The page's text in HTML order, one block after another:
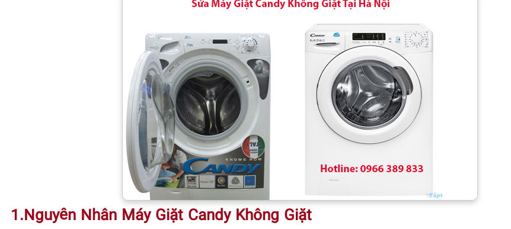
1.Nguyên Nhân Máy Giặt Candy Không Giặt